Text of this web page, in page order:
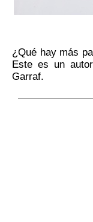
¿Qué hay más
Este es un
Garraf.